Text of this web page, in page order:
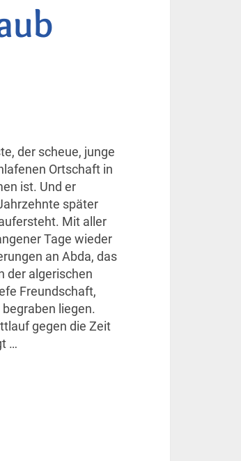
der scheue, junge
Ortschaft in
ist. Und er
später
Mit aller
Tage wieder
an Abda, das
der algerischen
Freundschaft,
liegen.
gegen die Zeit
…